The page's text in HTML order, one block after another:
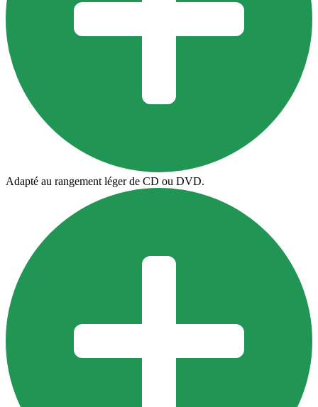
Adapté au rangement léger de CD ou DVD.